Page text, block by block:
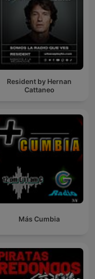
Resident by Hernan
Cattaneo
Más Cumbia